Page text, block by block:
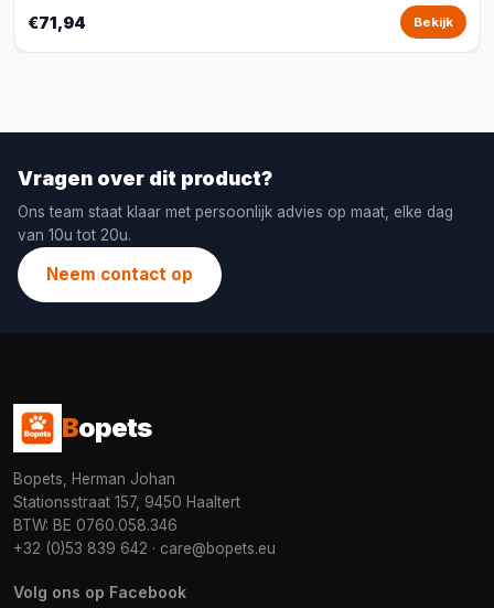
€71,94 Bekijk
Vragen over dit product?
Ons team staat klaar met persoonlijk advies op maat, elke dag
van 10u tot 20u.
Neem contact op
Bopets
Bopets, Herman Johan
Stationsstraat 157, 9450 Haaltert
BTW: BE 0760.058.346
+32 (0)53 839 642 · care@bopets.eu
Volg ons op Facebook